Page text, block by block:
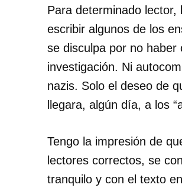
Para determinado
escribir algunos de los
se disculpa por no
investigación. Ni
nazis. Solo el deseo de
llegara, algún día, a los
Tengo la impresión de
lectores correctos, se
tranquilo y con el texto